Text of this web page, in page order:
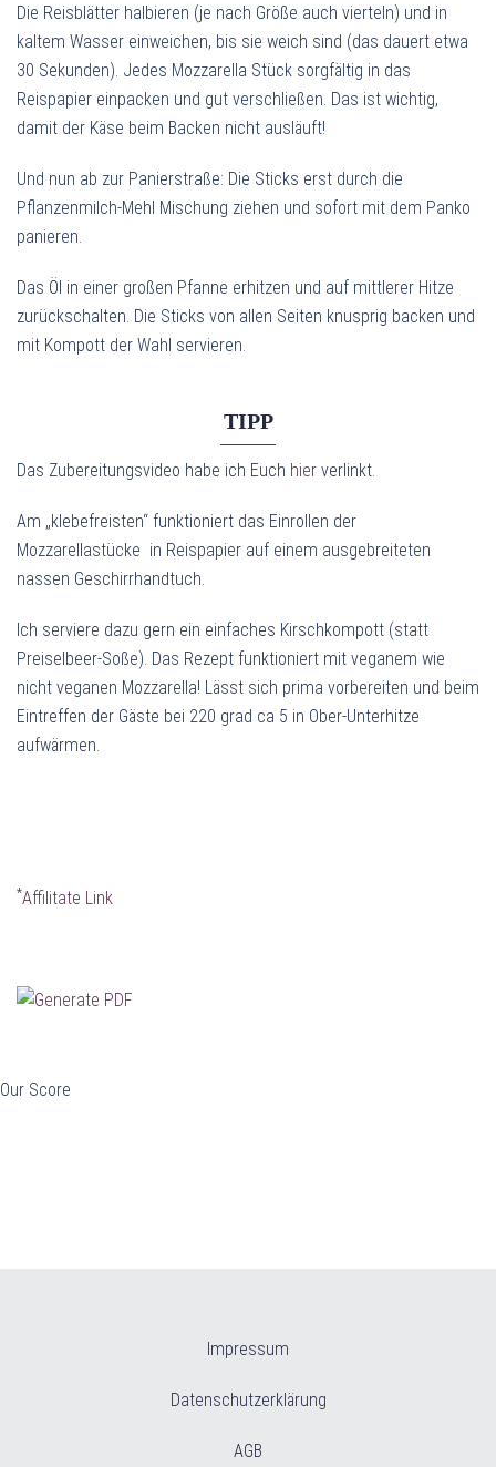
Die Reisblätter halbieren (je nach Größe auch vierteln) und in
kaltem Wasser einweichen, bis sie weich sind (das dauert etwa
30 Sekunden). Jedes Mozzarella Stück sorgfältig in das
Reispapier einpacken und gut verschließen. Das ist wichtig,
damit der Käse beim Backen nicht ausläuft!
Und nun ab zur Panierstraße: Die Sticks erst durch die
Pflanzenmilch-Mehl Mischung ziehen und sofort mit dem Panko
panieren.
Das Öl in einer großen Pfanne erhitzen und auf mittlerer Hitze
zurückschalten. Die Sticks von allen Seiten knusprig backen und
mit Kompott der Wahl servieren.
TIPP
Das Zubereitungsvideo habe ich Euch hier verlinkt.
Am „klebefreisten“ funktioniert das Einrollen der
Mozzarellastücke in Reispapier auf einem ausgebreiteten
nassen Geschirrhandtuch.
Ich serviere dazu gern ein einfaches Kirschkompott (statt
Preiselbeer-Soße). Das Rezept funktioniert mit veganem wie
nicht veganen Mozzarella! Lässt sich prima vorbereiten und beim
Eintreffen der Gäste bei 220 grad ca 5 in Ober-Unterhitze
aufwärmen.
*Affilitate Link
Our Score
Impressum
Datenschutzerklärung
AGB